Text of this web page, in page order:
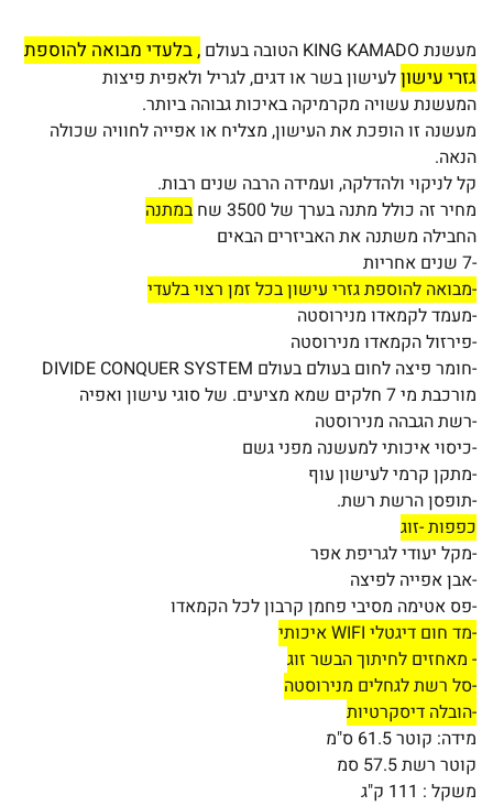
מעשנת KING KAMADO הטובה בעולם
, בלעדי מבואה להוספת
גזרי עישוןלעישון בשר או דגים, לגריל ולאפית פיצות
המעשנת עשויה מקרמיקה באיכות גבוהה ביותר.
מעשנה זו הופכת את העישון, מצליח או אפייה לחוויה שכולה
הנאה.
קל לניקוי ולהדלקה, ועמידה הרבה שנים רבות.
מחיר זה כולל מתנה בערך של 3500 שח
במתנה
החבילה משתנה את האביזרים הבאים
-7 שנים אחריות
-מבואה להוספת גזרי עישון בכל זמן רצוי בלעדי
-מעמד לקמאדו מנירוסטה
-פירזול הקמאדו מנירוסטה
-חומר פיצה לחום בעולם בעולם DIVIDE CONQUER SYSTEM
מורכבת מי 7 חלקים שמא מציעים. של סוגי עישון ואפיה
-רשת הגבהה מנירוסטה
-כיסוי איכותי למעשנה מפני גשם
-מתקן קרמי לעישון עוף
-תופסן הרשת רשת.
כפפות -זוג
-מקל יעודי לגריפת אפר
-אבן אפייה לפיצה
-פס אטימה מסיבי פחמן קרבון לכל הקמאדו
-מד חום דיגטלי WIFI איכותי
- מאחזים לחיתוך הבשר זוג
-סל רשת לגחלים מנירוסטה
-הובלה דיסקרטיות
מידה: קוטר 61.5 ס"מ
קוטר רשת 57.5 סמ
משקל : 111 ק"ג